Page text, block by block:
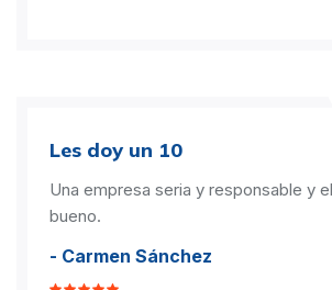
Les doy un 10
Una empresa seria y responsable y
bueno.
- Carmen Sánchez